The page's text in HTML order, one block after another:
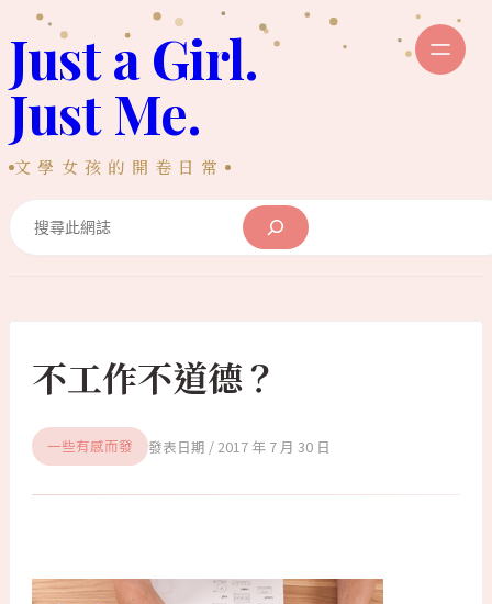
至
主
內
容
Just a Girl.
Just Me.
文學女孩的開卷日常
不工作不道德？
一些有感而發 2017 年 7 月 30 日